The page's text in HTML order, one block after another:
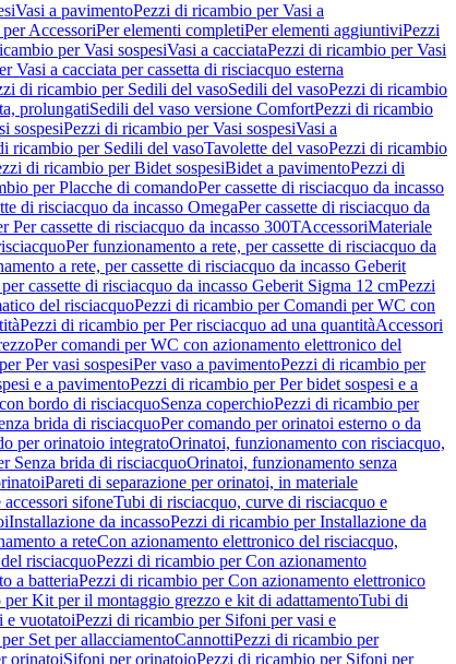
Vasi a pavimentoPezzi di ricambio per Vasi a
AccessoriPer elementi completiPer elementi aggiuntiviPezzi
per Vasi sospesiVasi a cacciataPezzi di ricambio per Vasi
Vasi a cacciata per cassetta di risciacquo esterna
di ricambio per Sedili del vasoSedili del vasoPezzi di ricambio
prolungatiSedili del vaso versione ComfortPezzi di ricambio
sospesiPezzi di ricambio per Vasi sospesiVasi a
ricambio per Sedili del vasoTavolette del vasoPezzi di ricambio
di ricambio per Bidet sospesiBidet a pavimentoPezzi di
per Placche di comandoPer cassette di risciacquo da incasso
di risciacquo da incasso OmegaPer cassette di risciacquo da
Per cassette di risciacquo da incasso 300TAccessoriMateriale
Per funzionamento a rete, per cassette di risciacquo da
a rete, per cassette di risciacquo da incasso Geberit
cassette di risciacquo da incasso Geberit Sigma 12 cmPezzi
del risciacquoPezzi di ricambio per Comandi per WC con
Pezzi di ricambio per Per risciacquo ad una quantitàAccessori
Per comandi per WC con azionamento elettronico del
Per vasi sospesiPer vaso a pavimentoPezzi di ricambio per
e a pavimentoPezzi di ricambio per Per bidet sospesi e a
bordo di risciacquoSenza coperchioPezzi di ricambio per
brida di risciacquoPer comando per orinatoi esterno o da
per orinatoio integratoOrinatoi, funzionamento con risciacquo,
Senza brida di risciacquoOrinatoi, funzionamento senza
Pareti di separazione per orinatoi, in materiale
sifoneTubi di risciacquo, curve di risciacquo e
Installazione da incassoPezzi di ricambio per Installazione da
a reteCon azionamento elettronico del risciacquo,
risciacquoPezzi di ricambio per Con azionamento
a batteriaPezzi di ricambio per Con azionamento elettronico
Kit per il montaggio grezzo e kit di adattamentoTubi di
e vuotatoiPezzi di ricambio per Sifoni per vasi e
Set per allacciamentoCannottiPezzi di ricambio per
orinatoiSifoni per orinatoioPezzi di ricambio per Sifoni per